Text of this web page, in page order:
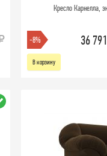
Кресло Карнелла,
-8% 36
В корзину